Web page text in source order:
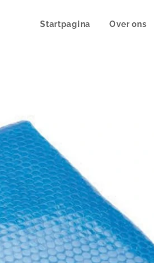
Startpagina Over ons